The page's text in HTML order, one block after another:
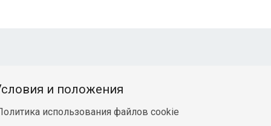
и положения
использования файлов cookie